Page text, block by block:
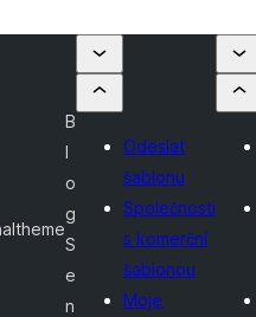
B
l
o
g
S
e
n
Odeslat
šablonu
Společnosti
s komerční
šablonou
Moje